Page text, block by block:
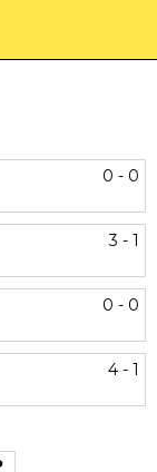
0 - 0
3 - 1
0 - 0
4 - 1